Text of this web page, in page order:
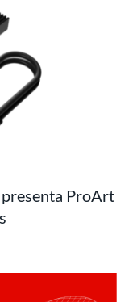
presenta ProArt